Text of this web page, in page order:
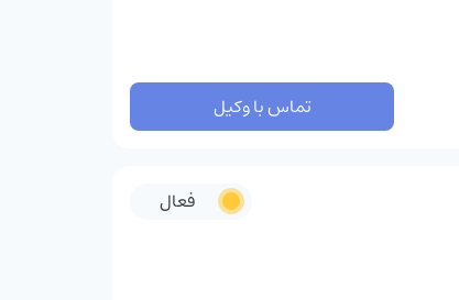
تماس با وکیل
فعال